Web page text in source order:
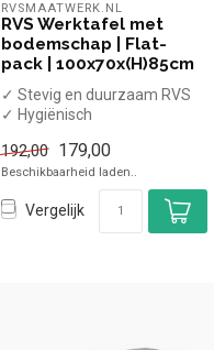
RVSMAATWERK.NL
RVS Werktafel met
bodemschap | Flat-
pack | 100x70x(H)85cm
✓ Stevig en duurzaam RVS
✓ Hygiënisch
✓ Flat-pack
x Zonder spat...
192,00 179,00
Beschikbaarheid laden..
Vergelijk